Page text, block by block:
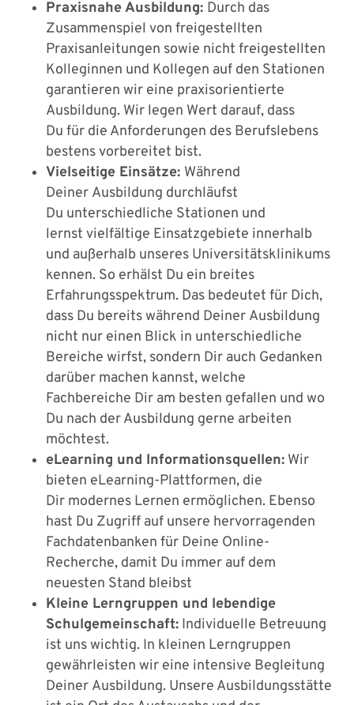
Praxisnahe Ausbildung: Durch das
Zusammenspiel von freigestellten
Praxisanleitungen sowie nicht freigestellten
Kolleginnen und Kollegen auf den Stationen
garantieren wir eine praxisorientierte
Ausbildung. Wir legen Wert darauf, dass
Du für die Anforderungen des Berufslebens
bestens vorbereitet bist.
Vielseitige Einsätze: Während
Deiner Ausbildung durchläufst
Du unterschiedliche Stationen und
lernst vielfältige Einsatzgebiete innerhalb
und außerhalb unseres Universitätsklinikums
kennen. So erhälst Du ein breites
Erfahrungsspektrum. Das bedeutet für Dich,
dass Du bereits während Deiner Ausbildung
nicht nur einen Blick in unterschiedliche
Bereiche wirfst, sondern Dir auch Gedanken
darüber machen kannst, welche
Fachbereiche Dir am besten gefallen und wo
Du nach der Ausbildung gerne arbeiten
möchtest.
eLearning und Informationsquellen: Wir
bieten eLearning-Plattformen, die
Dir modernes Lernen ermöglichen. Ebenso
hast Du Zugriff auf unsere hervorragenden
Fachdatenbanken für Deine Online-
Recherche, damit Du immer auf dem
neuesten Stand bleibst
Kleine Lerngruppen und lebendige
Schulgemeinschaft: Individuelle Betreuung
ist uns wichtig. In kleinen Lerngruppen
gewährleisten wir eine intensive Begleitung
Deiner Ausbildung. Unsere Ausbildungsstätte